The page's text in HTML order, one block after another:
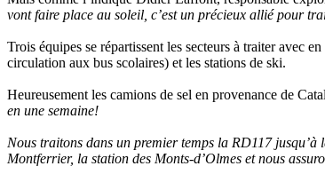
vont faire place au soleil, c’est un précieux allié pour
Trois équipes se répartissent les secteurs à traiter avec
circulation aux bus scolaires) et les stations de ski.
Heureusement les camions de sel en provenance de
en une semaine!
Nous traitons dans un premier temps la RD117
Montferrier, la station des Monts-d’Olmes et nous